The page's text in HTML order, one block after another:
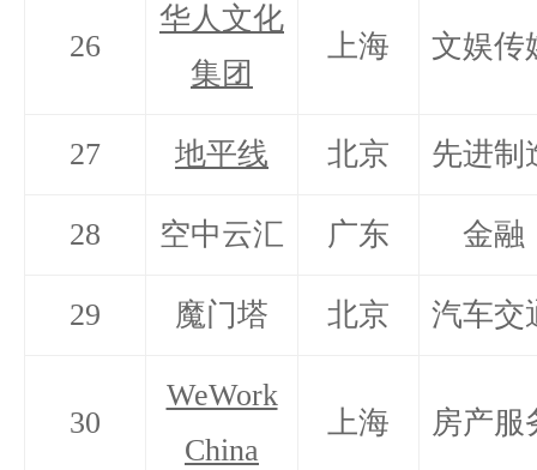
26
华人文化
集团
上海 文娱传
27 地平线 北京 先进制
28 空中云汇 广东 金融
29 魔门塔 北京 汽车交
30
WeWork
China
上海 房产服